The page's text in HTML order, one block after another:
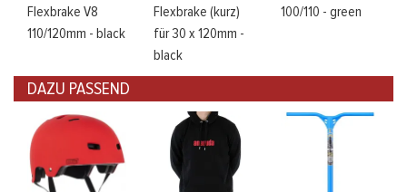
Flexbrake V8
110/120mm - black
Flexbrake (kurz)
für 30 x 120mm -
black
100/110 - green
DAZU PASSEND